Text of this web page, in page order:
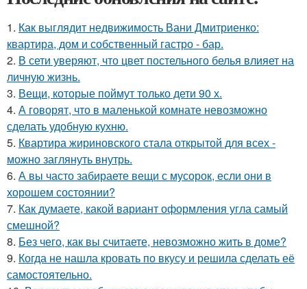
1. Как выглядит недвижимость Вани Дмитриенко:
квартира, дом и собственный гастро - бар.
2. В сети уверяют, что цвет постельного белья влияет на
личную жизнь.
3. Вещи, которые поймут только дети 90 х.
4. А говорят, что в маленькой комнате невозможно
сделать удобную кухню.
5. Квартира жириновского стала открытой для всех -
можно заглянуть внутрь.
6. А вы часто забираете вещи с мусорок, если они в
хорошем состоянии?
7. Как думаете, какой вариант оформления угла самый
смешной?
8. Без чего, как вы считаете, невозможно жить в доме?
9. Когда не нашла кровать по вкусу и решила сделать её
самостоятельно.